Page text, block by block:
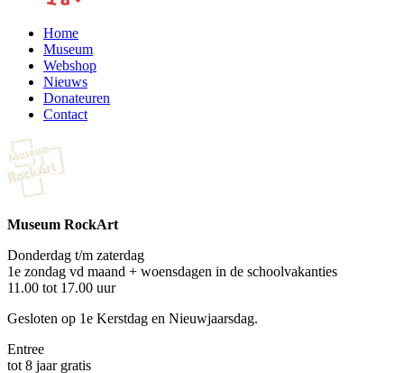
Home
Museum
Webshop
Nieuws
Donateuren
Contact
Museum RockArt
Donderdag t/m zaterdag
1e zondag vd maand + woensdagen in de schoolvakanties
11.00 tot 17.00 uur
Gesloten op 1e Kerstdag en Nieuwjaarsdag.
Entree
tot 8 jaar gratis